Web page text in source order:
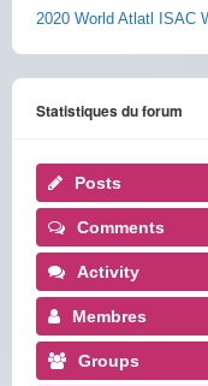
2020 World Atlatl ISAC
Statistiques du forum
Posts
Comments
Activity
Membres
Groups